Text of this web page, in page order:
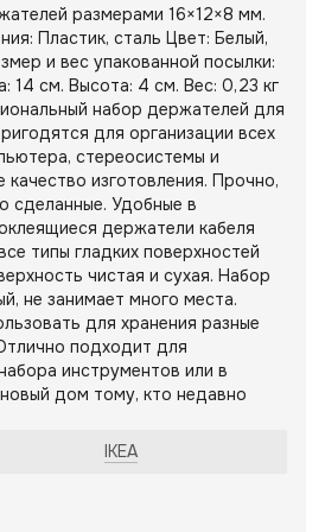
размерами 16×12×8 мм.
Пластик, сталь Цвет: Белый,
и вес упакованной посылки:
14 см. Высота: 4 см. Вес: 0,23 кг
набор держателей для
для организации всех
стереосистемы и
качество изготовления. Прочно,
сделанные. Удобные в
держатели кабеля
типы гладких поверхностей
чистая и сухая. Набор
не занимает много места.
для хранения разные
подходит для
инструментов или в
дом тому, кто недавно
IKEA